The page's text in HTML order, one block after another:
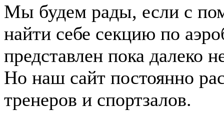
Мы будем рады, если с
найти себе секцию по
представлен пока далеко
Но наш сайт постоянно
тренеров и спортзалов.